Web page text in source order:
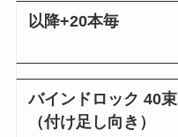
以降+20本毎
バインドロック 40束
（付け足し向き）